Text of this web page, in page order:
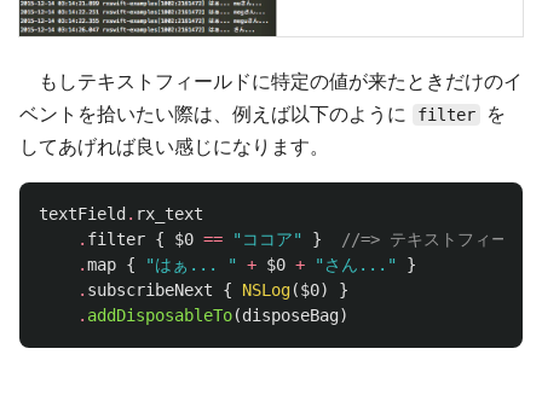
もしテキストフィールドに特定の値が来たときだけのイ
ベントを拾いたい際は、例えば以下のように
filter
を
してあげれば良い感じになります。
textField . rx_text
. filter { $0 == "ココア" }
//=> テキストフィールド
.map { "はぁ... " + $0 + "さん..."
}
. subscribeNext { NSLog($0)
}
. addDisposableTo(disposeBag)